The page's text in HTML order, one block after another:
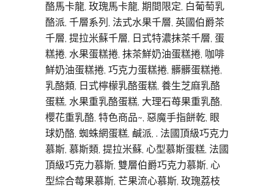
酪馬卡龍, 玫瑰馬卡龍, 期間限定, 白葡萄乳
酪派, 千層系列, 法式水果千層, 英國伯爵茶
千層, 提拉米蘇千層, 日式特濃抹茶千層, 蛋
糕捲, 水果蛋糕捲, 抹茶鮮奶油蛋糕捲, 咖啡
鮮奶油蛋糕捲, 巧克力蛋糕捲, 髒髒蛋糕捲,
乳酪類, 日式檸檬乳酪蛋糕, 養生芝麻乳酪
蛋糕, 水果重乳酪蛋糕, 大理石苺果重乳酪,
櫻花重乳酪, 特色商品~, 惡魔手指餅乾, 眼
球奶酪, 蜘蛛網蛋糕, 鹹派, . 法國頂級巧克力
慕斯, 慕斯類, 提拉米蘇, 心型慕斯蛋糕, 法國
頂級巧克力慕斯, 雙層伯爵巧克力慕斯, 心
型綜合莓果慕斯, 芒果流心慕斯, 玫瑰荔枝